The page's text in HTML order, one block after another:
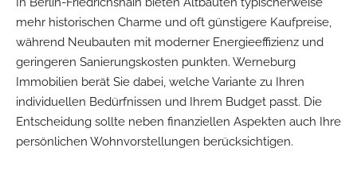
mehr historischen Charme und oft günstigere Kaufpreise,
während Neubauten mit moderner Energieeffizienz und
geringeren Sanierungskosten punkten. Werneburg
Immobilien berät Sie dabei, welche Variante zu Ihren
individuellen Bedürfnissen und Ihrem Budget passt. Die
Entscheidung sollte neben finanziellen Aspekten auch Ihre
persönlichen Wohnvorstellungen berücksichtigen.